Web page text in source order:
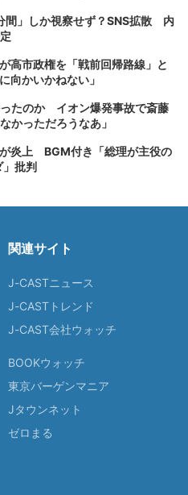
間」しか視察せず？SNS拡散 内
高市政権を「戦前回帰路線」と
かいかねない」
たのか イオン爆発事故で斎藤
かっただろうなあ」
炎上 BGM付き「総理が主役の
」批判
関連サイト
J-CASTニュース
J-CASTトレンド
J-CAST会社ウォッチ
BOOKウォッチ
東京バーゲンマニア
Jタウンネット
ゼロまる